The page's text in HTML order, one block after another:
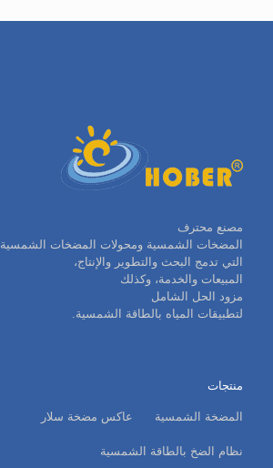
مصنع محترف
المضخات الشمسية ومحولات المضخات الشمسية
التي تدمج البحث والتطوير والإنتاج،
المبيعات والخدمة، وكذلك
مزود الحل الشامل
لتطبيقات المياه بالطاقة الشمسية.
منتجات
المضخة الشمسية عاكس مضخة سلار
نظام الضخ بالطاقة الشمسية